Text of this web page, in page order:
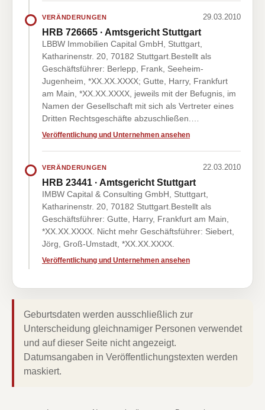
VERÄNDERUNGEN 29.03.2010
HRB 726665 · Amtsgericht Stuttgart
LBBW Immobilien Capital GmbH, Stuttgart,
Katharinenstr. 20, 70182 Stuttgart.Bestellt als
Geschäftsführer: Berlepp, Frank, Seeheim-
Jugenheim, *XX.XX.XXXX; Gutte, Harry, Frankfurt
am Main, *XX.XX.XXXX, jeweils mit der Befugnis, im
Namen der Gesellschaft mit sich als Vertreter eines
Dritten Rechtsgeschäfte abzuschließen.…
Veröffentlichung und Unternehmen ansehen
VERÄNDERUNGEN 22.03.2010
HRB 23441 · Amtsgericht Stuttgart
IMBW Capital & Consulting GmbH, Stuttgart,
Katharinenstr. 20, 70182 Stuttgart.Bestellt als
Geschäftsführer: Gutte, Harry, Frankfurt am Main,
*XX.XX.XXXX. Nicht mehr Geschäftsführer: Siebert,
Jörg, Groß-Umstadt, *XX.XX.XXXX.
Veröffentlichung und Unternehmen ansehen
Geburtsdaten werden ausschließlich zur
Unterscheidung gleichnamiger Personen verwendet
und auf dieser Seite nicht angezeigt.
Datumsangaben in Veröffentlichungstexten werden
maskiert.